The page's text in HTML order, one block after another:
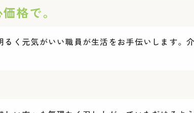
格で。
く元気がいい職員が生活をお手伝いします。